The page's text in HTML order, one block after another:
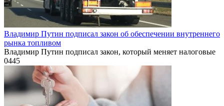
Владимир Путин подписал закон об обеспечении внутреннего
рынка топливом
Владимир Путин подписал закон, который меняет налоговые
0445